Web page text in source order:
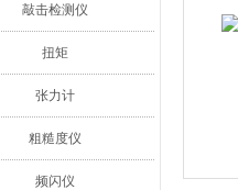
敲击检测仪
扭矩
张力计
粗糙度仪
频闪仪